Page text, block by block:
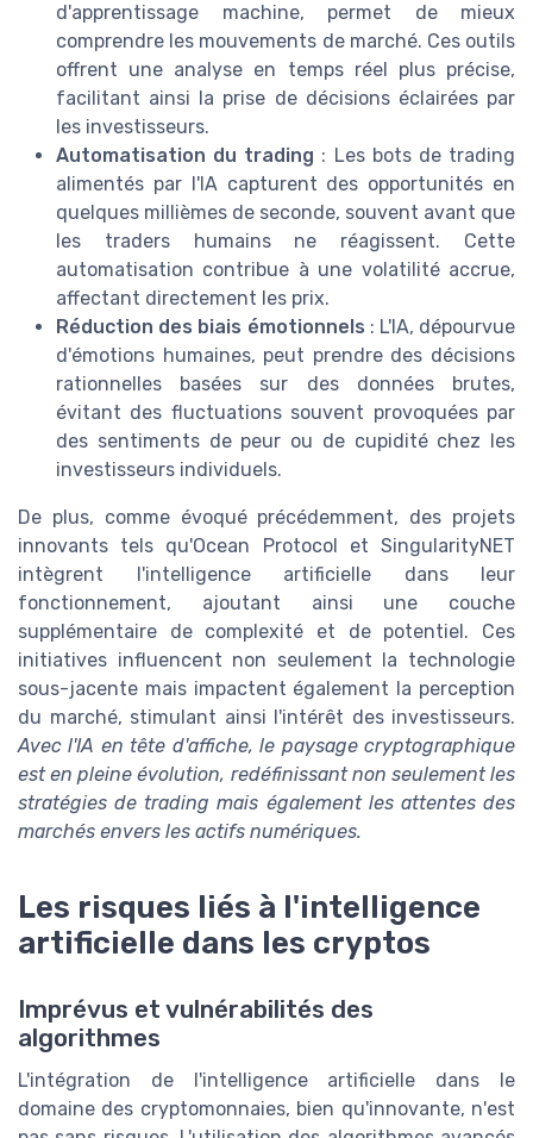
d'apprentissage machine, permet de mieux
comprendre les mouvements de marché. Ces outils
offrent une analyse en temps réel plus précise,
facilitant ainsi la prise de décisions éclairées par
les investisseurs.
Automatisation du trading : Les bots de trading
alimentés par l'IA capturent des opportunités en
quelques millièmes de seconde, souvent avant que
les traders humains ne réagissent. Cette
automatisation contribue à une volatilité accrue,
affectant directement les prix.
Réduction des biais émotionnels : L'IA, dépourvue
d'émotions humaines, peut prendre des décisions
rationnelles basées sur des données brutes,
évitant des fluctuations souvent provoquées par
des sentiments de peur ou de cupidité chez les
investisseurs individuels.
De plus, comme évoqué précédemment, des projets
innovants tels qu'Ocean Protocol et SingularityNET
intègrent l'intelligence artificielle dans leur
fonctionnement, ajoutant ainsi une couche
supplémentaire de complexité et de potentiel. Ces
initiatives influencent non seulement la technologie
sous-jacente mais impactent également la perception
du marché, stimulant ainsi l'intérêt des investisseurs.
Avec l'IA en tête d'affiche, le paysage cryptographique
est en pleine évolution, redéfinissant non seulement les
stratégies de trading mais également les attentes des
marchés envers les actifs numériques.
Les risques liés à l'intelligence
artificielle dans les cryptos
Imprévus et vulnérabilités des
algorithmes
L'intégration de l'intelligence artificielle dans le
domaine des cryptomonnaies, bien qu'innovante, n'est